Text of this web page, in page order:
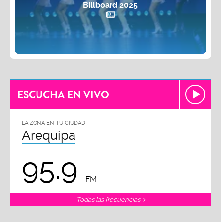
Billboard 2025
ESCUCHA EN VIVO
LA ZONA EN TU CIUDAD
Arequipa
95.9 FM
Todas las frecuencias